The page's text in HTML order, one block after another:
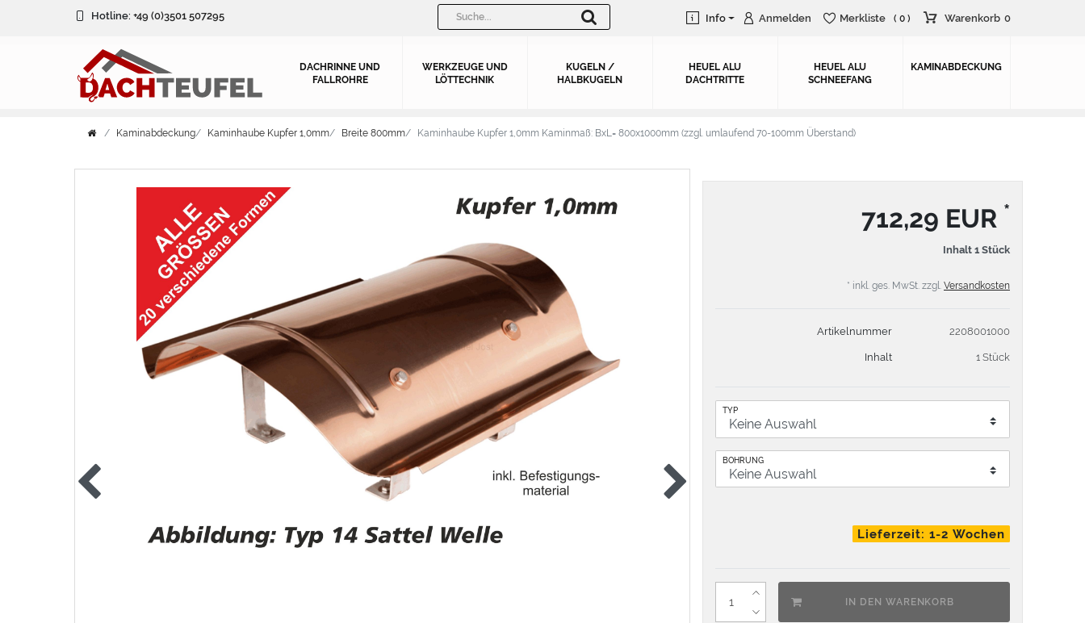
Hotline: +49 (0)3501 507295 Info Anmelden Merkliste ( 0 ) Warenkorb 0
DACHRINNE UND
FALLROHRE
WERKZEUGE UND
LÖTTECHNIK
KUGELN /
HALBKUGELN
HEUEL ALU
DACHTRITTE
HEUEL ALU
SCHNEEFANG
KAMINABDECKUNG
Kaminabdeckung Kaminhaube Kupfer 1,0mm Breite 800mm Kaminhaube Kupfer 1,0mm Kaminmaß: BxL= 800x1000mm (zzgl. umlaufend 70-100mm Überstand)
712,29 EUR *
Inhalt 1 Stück
* inkl. ges. MwSt. zzgl. Versandkosten
Artikelnummer 2208001000
Inhalt 1 Stück
TYP
BOHRUNG
Lieferzeit: 1-2 Wochen
IN DEN WARENKORB